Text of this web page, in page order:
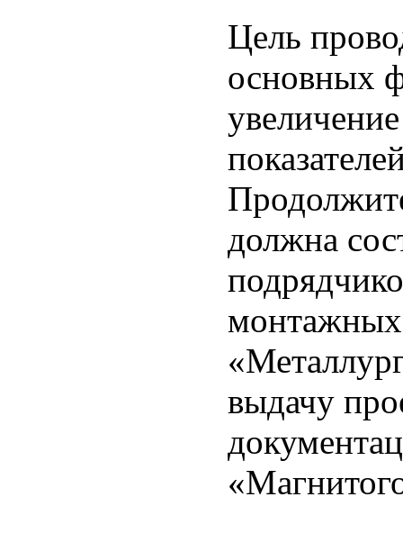
Цель
основных
должна
выдачу